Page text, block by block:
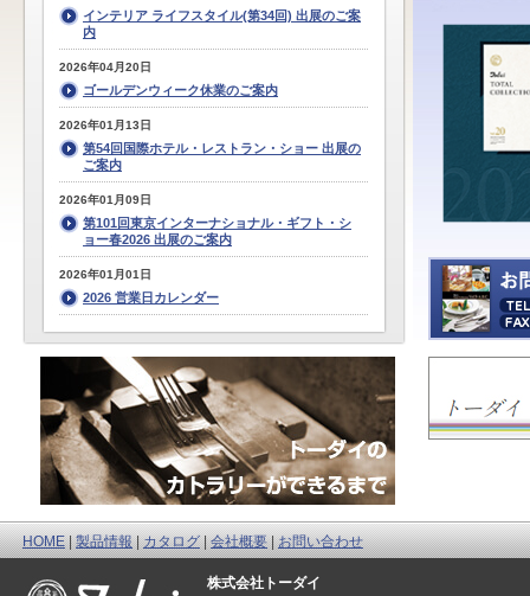
インテリア ライフスタイル(第34回) 出展のご案
内
2026年04月20日
ゴールデンウィーク休業のご案内
2026年01月13日
第54回国際ホテル・レストラン・ショー 出展の
ご案内
2026年01月09日
第101回東京インターナショナル・ギフト・シ
ョー春2026 出展のご案内
2026年01月01日
2026 営業日カレンダー
HOME|製品情報|カタログ|会社概要|お問い合わせ
株式会社トーダイ